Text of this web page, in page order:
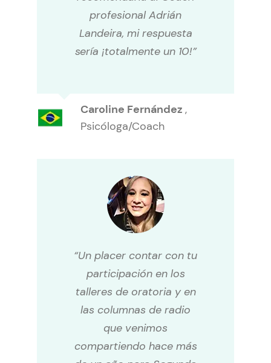
profesional Adrián
Landeira, mi respuesta
sería ¡totalmente un 10!”
Caroline Fernández ,
Psicóloga/Coach
“Un placer contar con tu
participación en los
talleres de oratoria y en
las columnas de radio
que venimos
compartiendo hace más